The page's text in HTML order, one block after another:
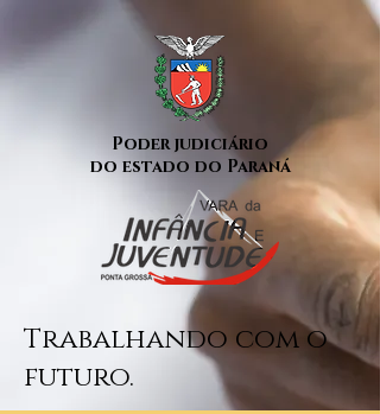
Poder judiciário
do estado do Paraná
Trabalhando com o
futuro.